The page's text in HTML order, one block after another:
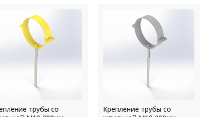
трубы со
Крепление трубы со